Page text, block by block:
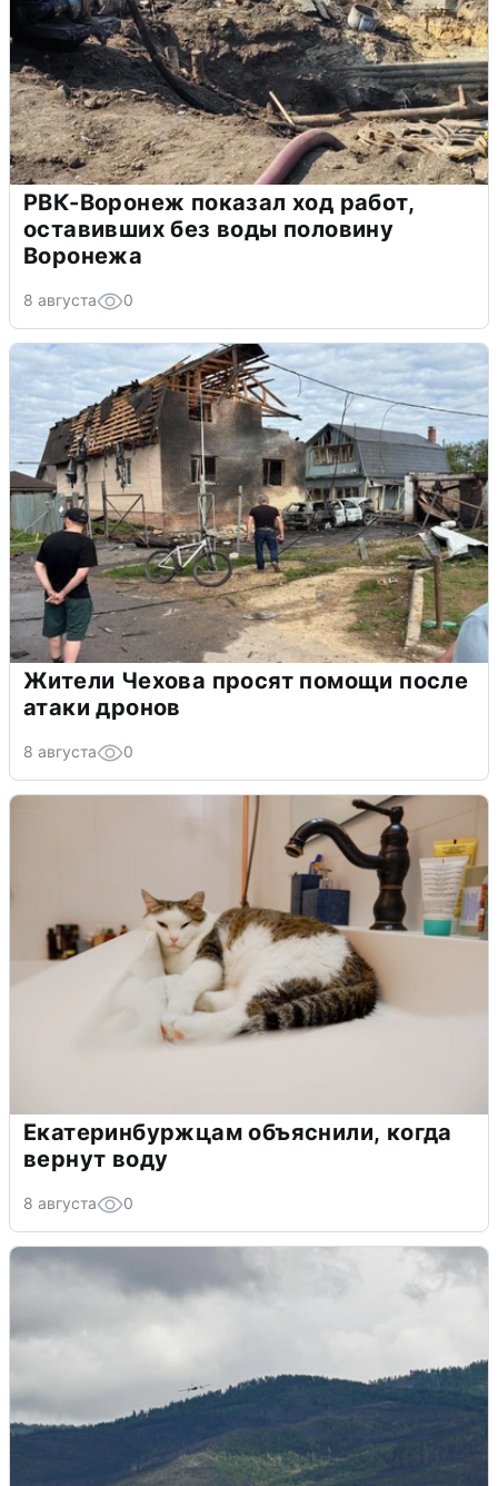
РВК-Воронеж показал ход работ,
оставивших без воды половину
Воронежа
8 августа 0
Жители Чехова просят помощи после
атаки дронов
8 августа 0
Екатеринбуржцам объяснили, когда
вернут воду
8 августа 0